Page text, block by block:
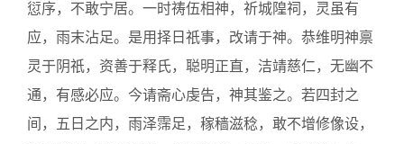
愆序，不敢宁居。一时祷伍相神，祈城隍祠，灵虽有
应，雨末沾足。是用择日祇事，改请于神。恭维明神禀
灵于阴祇，资善于释氏，聪明正直，洁靖慈仁，无幽不
通，有感必应。今请斋心虔告，神其鉴之。若四封之
间，五日之内，雨泽霈足，稼穑滋稔，敢不增修像设，